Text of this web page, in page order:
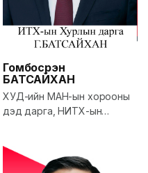
Гомбосүрэн
БАТСАЙХАН
ХУД-ийн МАН-ын хорооны
дэд дарга, НИТХ-ын